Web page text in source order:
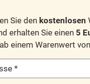
Sie den kostenlosen
erhalten Sie einen 5
einem Warenwert
*